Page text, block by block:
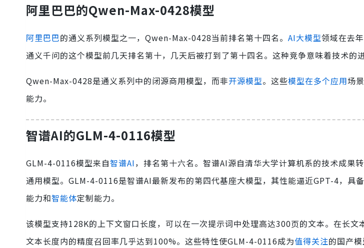
阿里巴巴的Qwen-Max-0428模型
阿里巴巴的通义系列模型之一，Qwen-Max-0428当前排名第十四名。 AI大模型领域在去
通义千问的这个模型前几天排名第十，几天后被打到了第十四名。这种竞争意味着技术的
Qwen-Max-0428是通义系列中的闭源商用模型，而非开源模型。这些模型在多个应用场
能力。
智谱AI的GLM-4-0116模型
GLM-4-0116模型来自智谱AI，排名第十六名。智谱AI源自清华大学计算机系的技术成果
通用模型。GLM-4-0116是智谱AI最新发布的第四代基座大模型，其性能逼近GPT-4，具
能力和智能体定制能力。
该模型支持128K的上下文窗口长度，可以在一次提示词中处理高达300页的文本。在长
文本长度内的精度召回率几乎达到100%。这些特性使GLM-4-0116成为值得关注的国产模